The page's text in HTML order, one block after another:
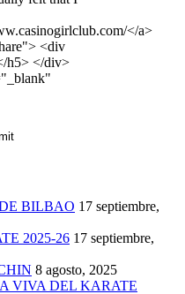
BILBAO 17 septiembre,
2025-26 17 septiembre,
8 agosto, 2025
VIVA DEL KARATE